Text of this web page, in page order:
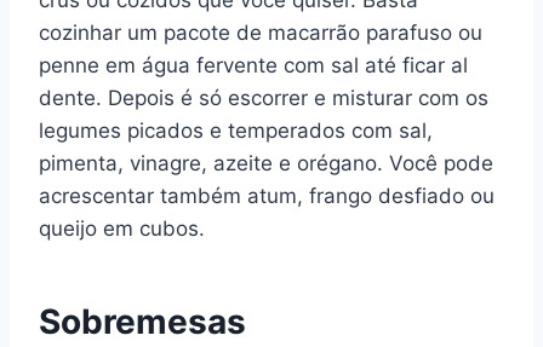
cozinhar um pacote de macarrão parafuso ou
penne em água fervente com sal até ficar al
dente. Depois é só escorrer e misturar com os
legumes picados e temperados com sal,
pimenta, vinagre, azeite e orégano. Você pode
acrescentar também atum, frango desfiado ou
queijo em cubos.
Sobremesas